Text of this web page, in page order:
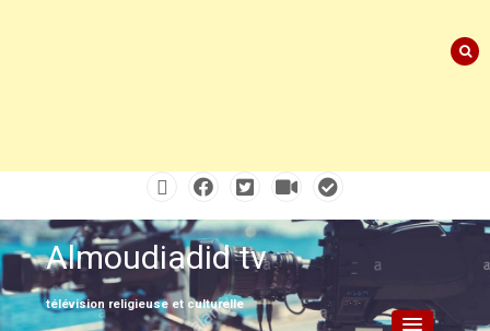
content
Almoudiadid tv
télévision religieuse et culturelle